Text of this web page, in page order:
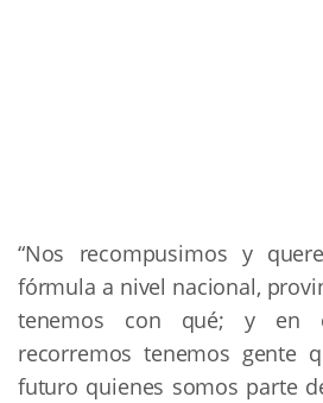
“Nos recompusimos y
fórmula a nivel nacional,
tenemos con qué; y en
recorremos tenemos gente
futuro quienes somos parte